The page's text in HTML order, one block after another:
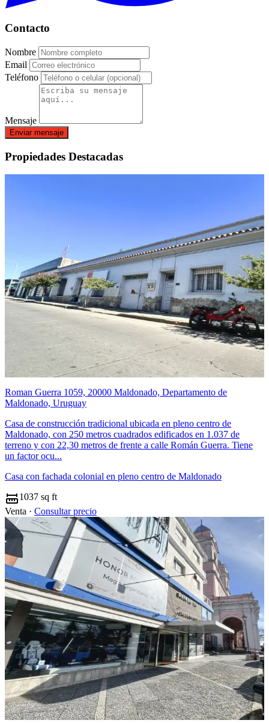
Contacto
Nombre
Email
Teléfono
Mensaje
Enviar mensaje
Propiedades Destacadas
Roman Guerra 1059, 20000 Maldonado, Departamento de
Maldonado, Uruguay
Casa de construcción tradicional ubicada en pleno centro de
Maldonado, con 250 metros cuadrados edificados en 1.037 de
terreno y con 22,30 metros de frente a calle Román Guerra. Tiene
un factor ocu...
Casa con fachada colonial en pleno centro de Maldonado
1037 sq ft
Venta · Consultar precio